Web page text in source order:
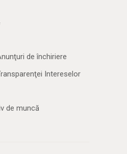
de închiriere
Intereselor
de muncă